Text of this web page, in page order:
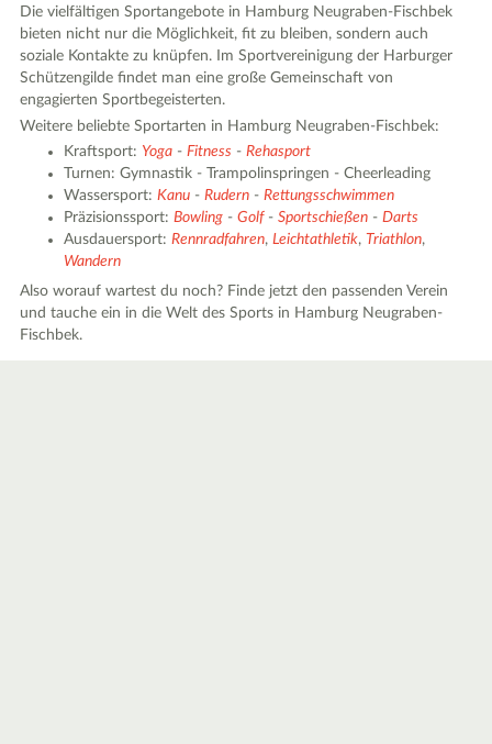
Die vielfältigen Sportangebote in Hamburg Neugraben-Fischbek
bieten nicht nur die Möglichkeit, fit zu bleiben, sondern auch
soziale Kontakte zu knüpfen. Im Sportvereinigung der Harburger
Schützengilde findet man eine große Gemeinschaft von
engagierten Sportbegeisterten.
Weitere beliebte Sportarten in Hamburg Neugraben-Fischbek:
Kraftsport: Yoga -Fitness -Rehasport
Turnen: Gymnastik - Trampolinspringen - Cheerleading
Wassersport:Kanu -Rudern -Rettungsschwimmen
Präzisionssport:Bowling -Golf-Sportschießen -Darts
Ausdauersport:Rennradfahren,Leichtathletik, Triathlon,
Wandern
Also worauf wartest du noch? Finde jetzt den passenden Verein
und tauche ein in die Welt des Sports in Hamburg Neugraben-
Fischbek.